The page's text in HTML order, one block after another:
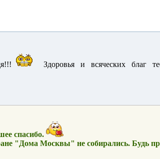
Здоровья и всяческих благ
спасибо.
"Дома Москвы" не собирались. Будь